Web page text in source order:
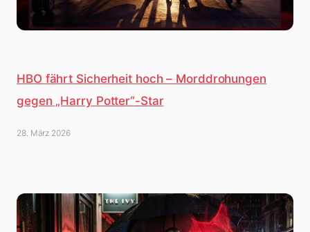
HBO fährt Sicherheit hoch – Morddrohungen
gegen „Harry Potter“-Star
28. März 2026